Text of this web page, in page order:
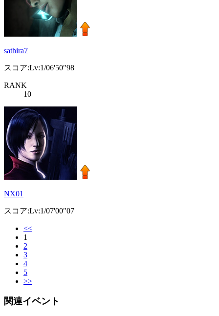
sathira7
スコア:Lv:1/06'50"98
RANK
10
NX01
スコア:Lv:1/07'00"07
<<
1
2
3
4
5
>>
関連イベント